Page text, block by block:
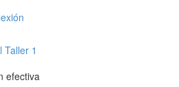
Taller 1
efectiva